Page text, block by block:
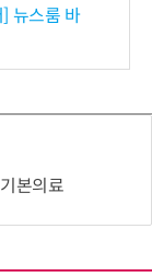
지원…K
두보 확
뉴스룸 바
본의료